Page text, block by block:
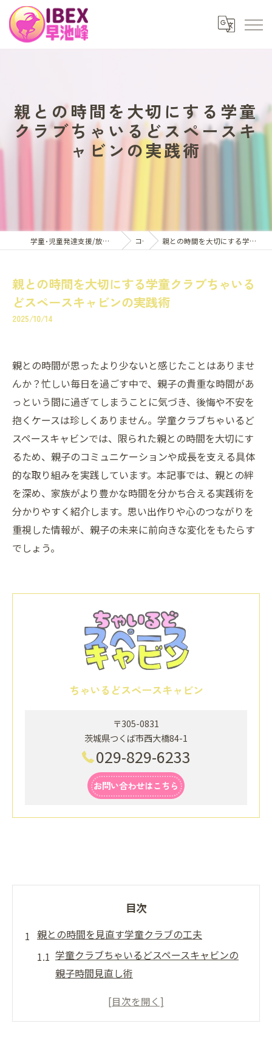
親との時間を大切にする学童
クラブちゃいるどスペースキ
ャビンの実践術
学童･児童発達支援/放課後等デイサービスはアイベックス早池峰 コラム 親との時間を大切にする学童クラブちゃいるどスペースキャビンの実践術
親との時間を大切にする学童クラブちゃいる
どスペースキャビンの実践術
2025/10/14
親との時間が思ったより少ないと感じたことはありませ
んか？忙しい毎日を過ごす中で、親子の貴重な時間があ
っという間に過ぎてしまうことに気づき、後悔や不安を
抱くケースは珍しくありません。学童クラブちゃいるど
スペースキャビンでは、限られた親との時間を大切にす
るため、親子のコミュニケーションや成長を支える具体
的な取り組みを実践しています。本記事では、親との絆
を深め、家族がより豊かな時間を分かち合える実践術を
分かりやすく紹介します。思い出作りや心のつながりを
重視した情報が、親子の未来に前向きな変化をもたらす
でしょう。
ちゃいるどスペースキャビン
〒305-0831
茨城県つくば市西大橋84-1
029-829-6233
お問い合わせはこちら
目次
親との時間を見直す学童クラブの工夫
学童クラブちゃいるどスペースキャビンの
親子時間見直し術
親と過ごす時間を増やす学童クラブの工夫